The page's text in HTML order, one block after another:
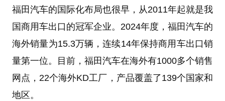
福田汽车的国际化布局也很早，从2011年起就是我
国商用车出口的冠军企业。2024年度，福田汽车的
海外销量为15.3万辆，连续14年保持商用车出口销
量第一位。目前，福田汽车在海外有1000多个销售
网点，22个海外KD工厂，产品覆盖了139个国家和
地区。